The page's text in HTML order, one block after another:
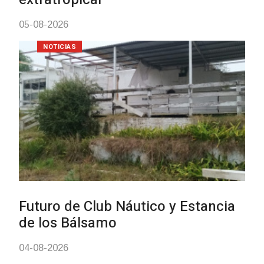
Turismo accesible para personas
mayores
03-08-2026
NOTICIAS